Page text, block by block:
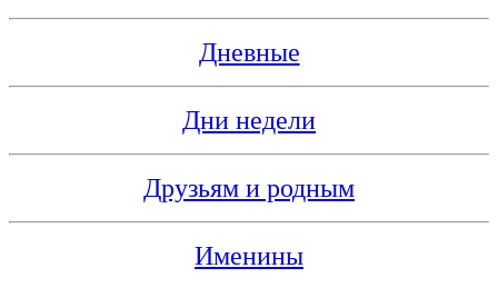
Дневные
Дни недели
Друзьям и родным
Именины